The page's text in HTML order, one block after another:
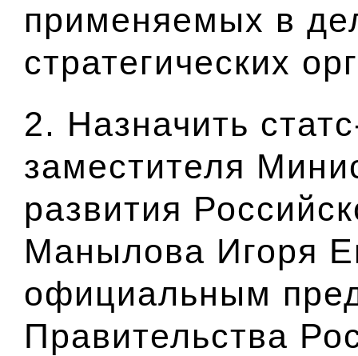
применяемых в
стратегических
2. Назначить
заместителя
развития
Манылова Игоря
официальным
Правительства